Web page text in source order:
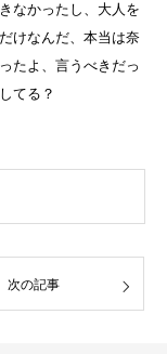
なかったし、大人を
けなんだ、本当は奈
たよ、言うべきだっ
てる？
次の記事